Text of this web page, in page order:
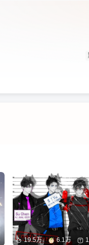
19.5万 6.1万